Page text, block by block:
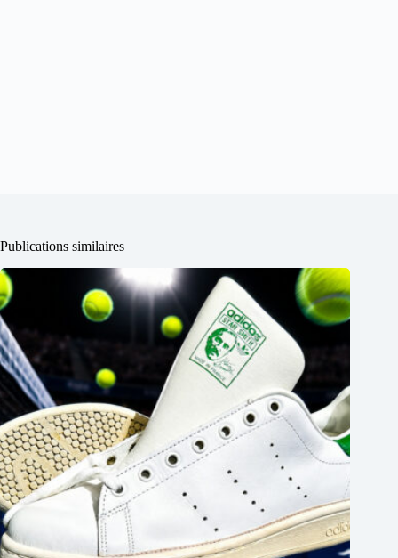
Publications similaires